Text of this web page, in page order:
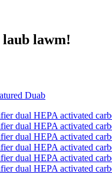
lawm!